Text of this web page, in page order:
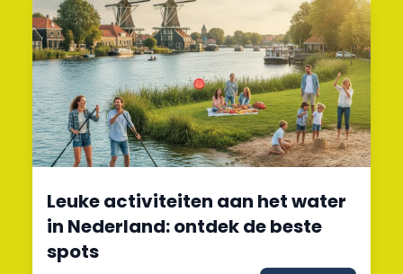
Leuke activiteiten aan het water
in Nederland: ontdek de beste
spots